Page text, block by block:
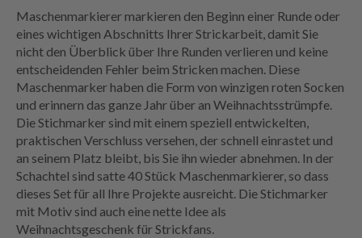
Maschenmarkierer markieren den Beginn einer Runde oder
eines wichtigen Abschnitts Ihrer Strickarbeit, damit Sie
nicht den Überblick über Ihre Runden verlieren und keine
entscheidenden Fehler beim Stricken machen. Diese
Maschenmarker haben die Form von winzigen roten Socken
und erinnern das ganze Jahr über an Weihnachtsstrümpfe.
Die Stichmarker sind mit einem speziell entwickelten,
praktischen Verschluss versehen, der schnell einrastet und
an seinem Platz bleibt, bis Sie ihn wieder abnehmen. In der
Schachtel sind satte 40 Stück Maschenmarkierer, so dass
dieses Set für all Ihre Projekte ausreicht. Die Stichmarker
mit Motiv sind auch eine nette Idee als
Weihnachtsgeschenk für Strickfans.